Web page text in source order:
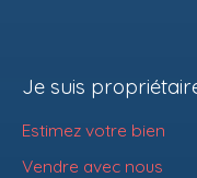
Je suis
Estimez votre bien
Vendre avec nous